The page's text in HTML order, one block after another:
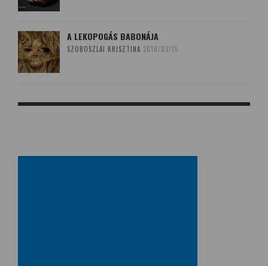
A LEKOPOGÁS BABONÁJA
SZOBOSZLAI KRISZTINA 2018/03/15